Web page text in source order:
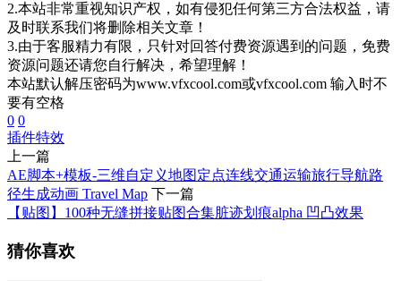
2.本站非常重视知识产权，如有侵犯任何第三方合法权益，请
及时联系我们将删除相关文章！
3.由于客服精力有限，只针对回答付费资源遇到的问题，免费
资源问题还请您自行解决，希望理解！
本站默认解压密码为www.vfxcool.com或vfxcool.com 输入时不
要有空格
0 0
插件特效
上一篇
AE脚本+模板-三维自定义地图定点连线交通运输旅行导航路
径生成动画 Travel Map 下一篇
【贴图】100种无缝拼接贴图合集脏迹划痕alpha 凹凸效果
猜你喜欢